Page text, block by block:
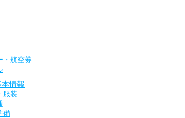
・航空券
情報
服装
備